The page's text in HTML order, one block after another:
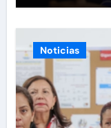
Noticias